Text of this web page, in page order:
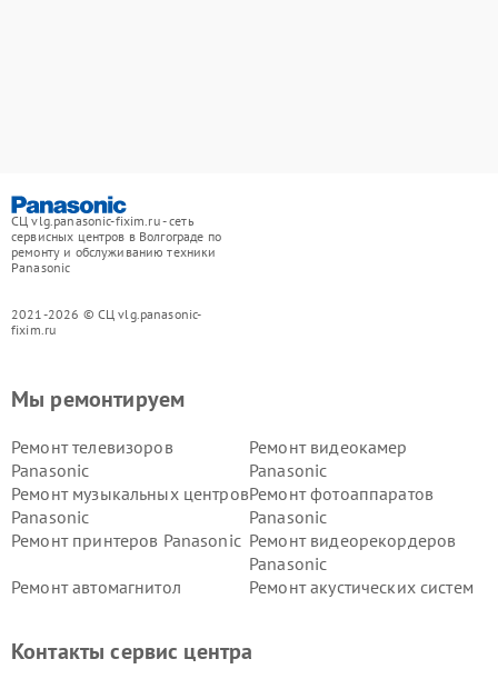
СЦ vlg.panasonic-fixim.ru - сеть
сервисных центров в Волгограде по
ремонту и обслуживанию техники
Panasonic
2021-2026 © СЦ vlg.panasonic-
fixim.ru
Мы ремонтируем
Ремонт телевизоров
Panasonic
Ремонт видеокамер
Panasonic
Ремонт музыкальных центров
Panasonic
Ремонт фотоаппаратов
Panasonic
Ремонт принтеров Panasonic Ремонт видеорекордеров
Panasonic
Ремонт автомагнитол
Ремонт акустических систем
панелей Panasonic
Контакты сервис центра